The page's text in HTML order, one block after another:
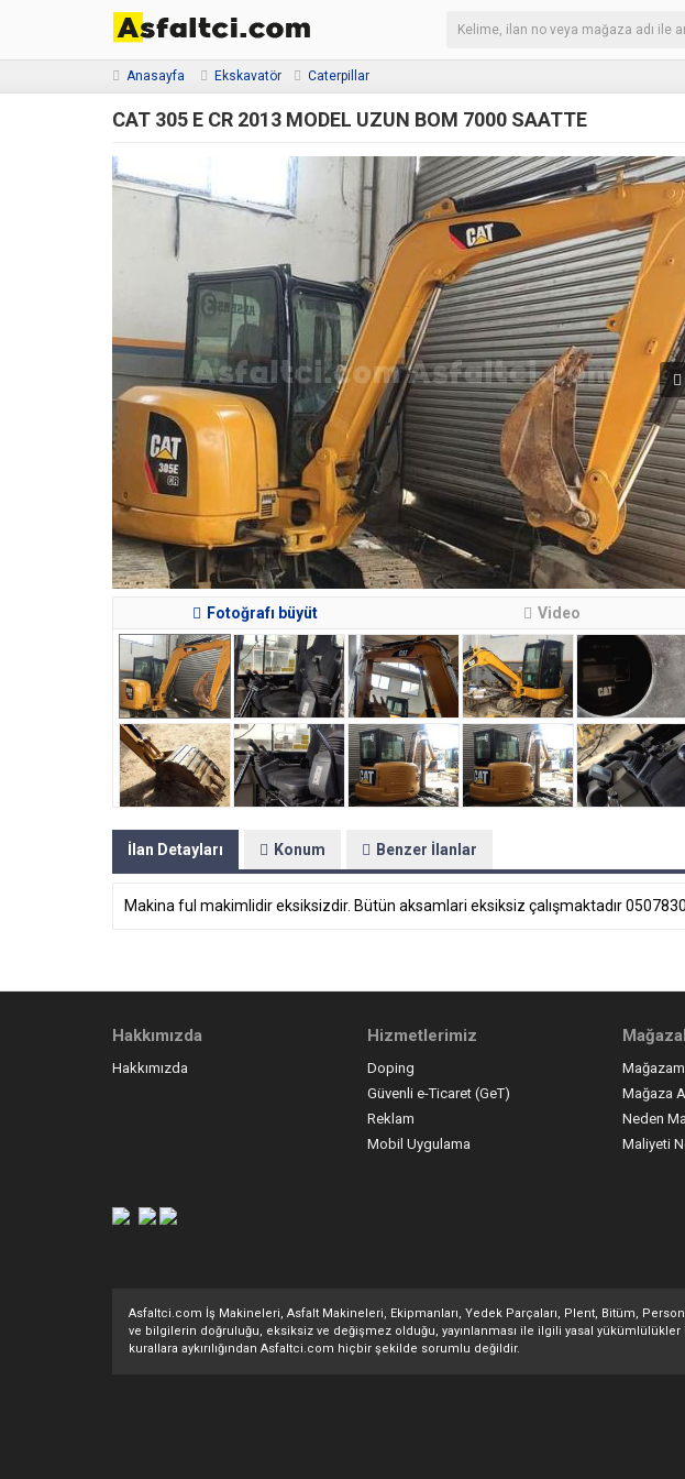
Anasayfa Ekskavatör Caterpillar
CAT 305 E CR 2013 MODEL UZUN BOM 7000 SAATTE
Fotoğrafı büyüt Video
İlan Detayları Konum Benzer İlanlar
Makina ful makimlidir eksiksizdir. Bütün aksamlari eksiksiz çalışmaktadır
Hakkımızda
Hakkımızda
Hizmetlerimiz
Doping
Güvenli e-Ticaret (GeT)
Reklam
Mobil Uygulama
Mağazam
Mağaza
Neden
Maliyeti
Asfaltci.com İş Makineleri, Asfalt Makineleri, Ekipmanları, Yedek Parçaları, Plent, Bitüm,
ve bilgilerin doğruluğu, eksiksiz ve değişmez olduğu, yayınlanması ile ilgili yasal
kurallara aykırılığından Asfaltci.com hiçbir şekilde sorumlu değildir.